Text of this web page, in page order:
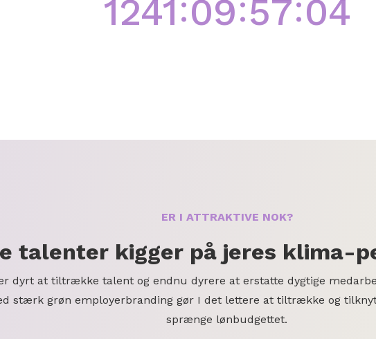
1241 09 57 03
ER I ATTRAKTIVE NOK?
talenter kigger på jeres klima-
dyrt at tiltrække talent og endnu dyrere at erstatte dygtige
stærk grøn employerbranding gør I det lettere at tiltrække og
sprænge lønbudgettet.